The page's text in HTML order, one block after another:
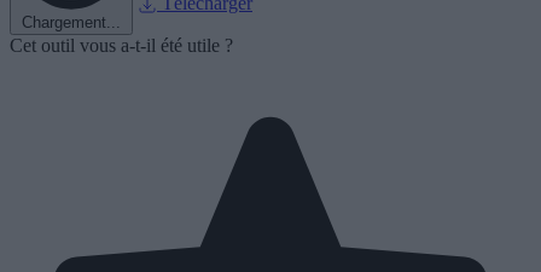
Chargement...
Cet outil vous a-t-il été utile ?